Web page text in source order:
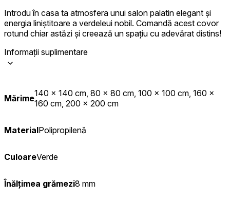
Introdu în casa ta atmosfera unui salon palatin elegant și
energia liniștitoare a verdeleui nobil. Comandă acest covor
rotund chiar astăzi și creează un spațiu cu adevărat distins!
Informații suplimentare
Mărime140 x 140 cm, 80 x 80 cm, 100 x 100 cm, 160 x
160 cm, 200 x 200 cm
MaterialPolipropilenă
CuloareVerde
Înălțimea grămezi8 mm